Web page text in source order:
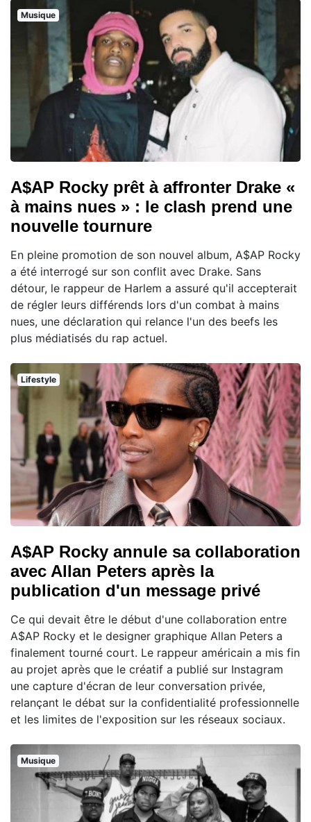
Musique
A$AP Rocky prêt à affronter Drake «
à mains nues » : le clash prend une
nouvelle tournure
En pleine promotion de son nouvel album, A$AP Rocky
a été interrogé sur son conflit avec Drake. Sans
détour, le rappeur de Harlem a assuré qu'il accepterait
de régler leurs différends lors d'un combat à mains
nues, une déclaration qui relance l'un des beefs les
plus médiatisés du rap actuel.
Lifestyle
A$AP Rocky annule sa collaboration
avec Allan Peters après la
publication d'un message privé
Ce qui devait être le début d'une collaboration entre
A$AP Rocky et le designer graphique Allan Peters a
finalement tourné court. Le rappeur américain a mis fin
au projet après que le créatif a publié sur Instagram
une capture d'écran de leur conversation privée,
relançant le débat sur la confidentialité professionnelle
et les limites de l'exposition sur les réseaux sociaux.
Musique